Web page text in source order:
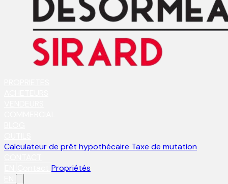
Calculateur de prêt hypothécaire Taxe de mutation
Propriétés